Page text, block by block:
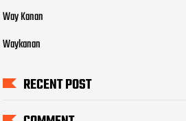
Way Kanan
Waykanan
RECENT POST